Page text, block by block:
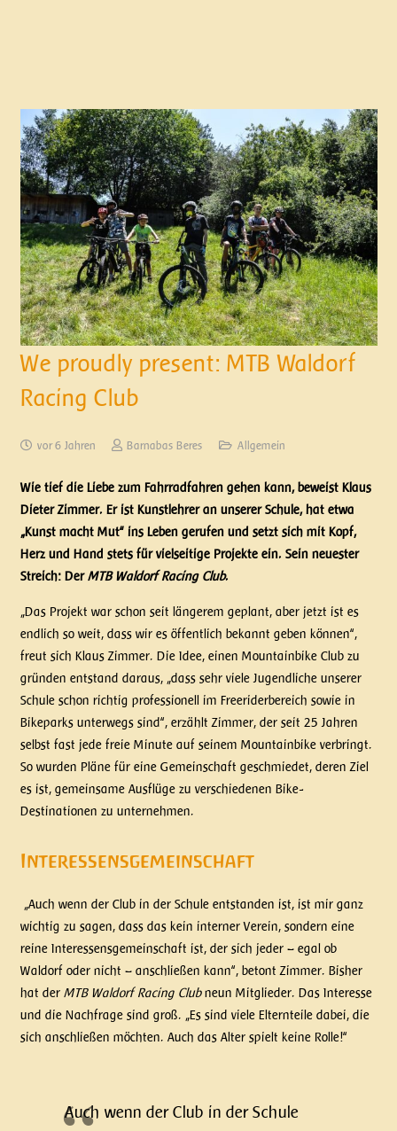
We proudly present: MTB Waldorf
Racing Club
vor 6 Jahren Barnabas Beres Allgemein
Wie tief die Liebe zum Fahrradfahren gehen kann, beweist Klaus
Dieter Zimmer. Er ist Kunstlehrer an unserer Schule, hat etwa
„Kunst macht Mut“ ins Leben gerufen und setzt sich mit Kopf,
Herz und Hand stets für vielseitige Projekte ein. Sein neuester
Streich: DerMTB Waldorf Racing Club.
„Das Projekt war schon seit längerem geplant, aber jetzt ist es
endlich so weit, dass wir es öffentlich bekannt geben können“,
freut sich Klaus Zimmer. Die Idee, einen Mountainbike Club zu
gründen entstand daraus, „dass sehr viele Jugendliche unserer
Schule schon richtig professionell im Freeriderbereich sowie in
Bikeparks unterwegs sind“, erzählt Zimmer, der seit 25 Jahren
selbst fast jede freie Minute auf seinem Mountainbike verbringt.
So wurden Pläne für eine Gemeinschaft geschmiedet, deren Ziel
es ist, gemeinsame Ausflüge zu verschiedenen Bike-
Destinationen zu unternehmen.
Interessensgemeinschaft
„Auch wenn der Club in der Schule entstanden ist, ist mir ganz
wichtig zu sagen, dass das kein interner Verein, sondern eine
reine Interessensgemeinschaft ist, der sich jeder – egal ob
Waldorf oder nicht – anschließen kann“, betont Zimmer. Bisher
hat der MTB Waldorf Racing Clubneun Mitglieder. Das Interesse
und die Nachfrage sind groß. „Es sind viele Elternteile dabei, die
sich anschließen möchten. Auch das Alter spielt keine Rolle!“
Auch wenn der Club in der Schule